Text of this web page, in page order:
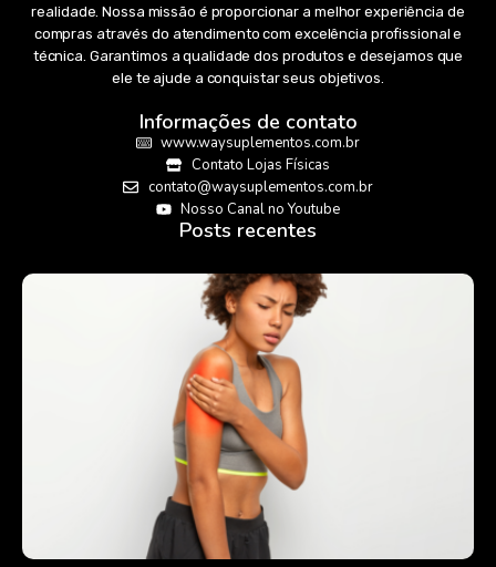
realidade. Nossa missão é proporcionar a melhor experiência de
compras através do atendimento com excelência profissional e
técnica. Garantimos a qualidade dos produtos e desejamos que
ele te ajude a conquistar seus objetivos.
Informações de contato
www.waysuplementos.com.br
Contato Lojas Físicas
contato@waysuplementos.com.br
Nosso Canal no Youtube
Posts recentes